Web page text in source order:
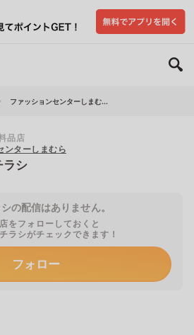
ファッションセンターしまむ...
品店
ンターしまむら
ラシ
の配信はありません。
をフォローしておくと
ラシがチェックできます！
フォロー